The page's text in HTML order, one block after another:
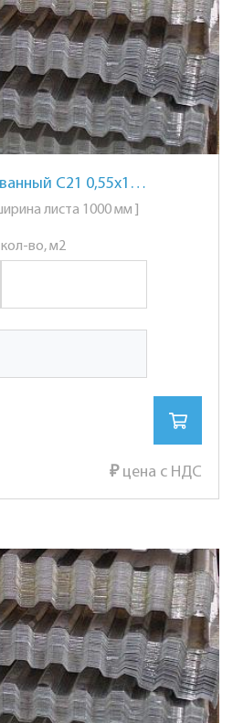
Профнастил оцинкованный С21 0,55х1000
листа 1000 мм ]
кол-во, м2
₽цена с НДС